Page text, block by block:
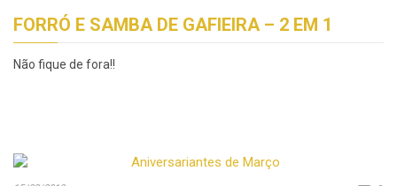
FORRÓ E SAMBA DE GAFIEIRA – 2 EM 1
Não fique de fora!!